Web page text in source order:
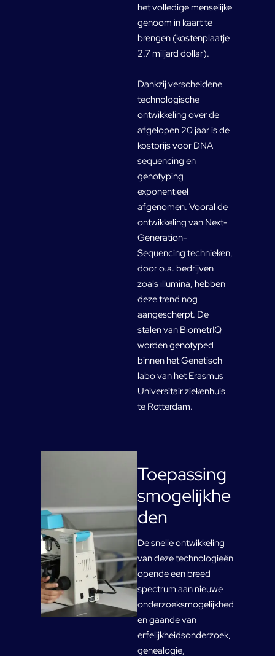
het volledige menselijke
genoom in kaart te
brengen (kostenplaatje
2.7 miljard dollar).
Dankzij verscheidene
technologische
ontwikkeling over de
afgelopen 20 jaar is de
kostprijs voor DNA
sequencing en
genotyping
exponentieel
afgenomen. Vooral de
ontwikkeling van Next-
Generation-
Sequencing technieken,
door o.a. bedrijven
zoals illumina, hebben
deze trend nog
aangescherpt. De
stalen van BiometrIQ
worden genotyped
binnen het Genetisch
labo van het Erasmus
Universitair ziekenhuis
te Rotterdam.
Toepassing
smogelijkhe
den
De snelle ontwikkeling
van deze technologieën
opende een breed
spectrum aan nieuwe
onderzoeksmogelijkhed
en gaande van
erfelijkheidsonderzoek,
genealogie,